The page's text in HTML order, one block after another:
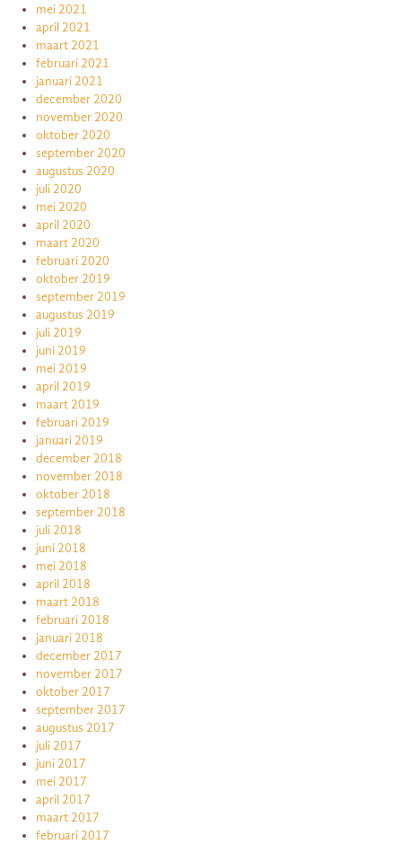
mei 2021
april 2021
maart 2021
februari 2021
januari 2021
december 2020
november 2020
oktober 2020
september 2020
augustus 2020
juli 2020
mei 2020
april 2020
maart 2020
februari 2020
oktober 2019
september 2019
augustus 2019
juli 2019
juni 2019
mei 2019
april 2019
maart 2019
februari 2019
januari 2019
december 2018
november 2018
oktober 2018
september 2018
juli 2018
juni 2018
mei 2018
april 2018
maart 2018
februari 2018
januari 2018
december 2017
november 2017
oktober 2017
september 2017
augustus 2017
juli 2017
juni 2017
mei 2017
april 2017
maart 2017
februari 2017